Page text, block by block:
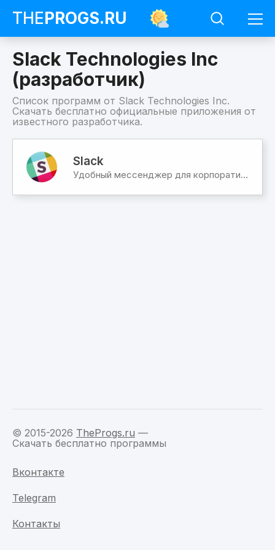
THEPROGS.RU
Slack Technologies Inc
(разработчик)
Список программ от Slack Technologies Inc.
Скачать бесплатно официальные приложения от
известного разработчика.
Slack
Technologies
(разработчик)
Slack
Удобный мессенджер для корпоративного общения
© 2015-2026 TheProgs.ru —
Скачать бесплатно программы
Вконтакте
Telegram
Контакты